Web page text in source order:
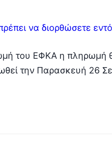
να διορθώσετε
του ΕΦΚΑ η πληρωμή
την Παρασκευή 26